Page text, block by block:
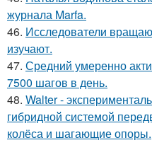
журнала Marfa.
46. Исследователи
изучают.
47. Средний умеренно
7500 шагов в день.
48. Walter -
гибридной системой
колёса и шагающие опоры.